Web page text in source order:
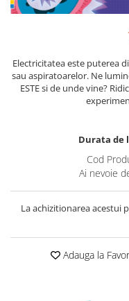
Electricitatea este puterea
sau aspiratoarelor. Ne
ESTE si de unde vine?
Durata de
Cod
Ai nevoie
La achizitionarea acestui
Adauga la